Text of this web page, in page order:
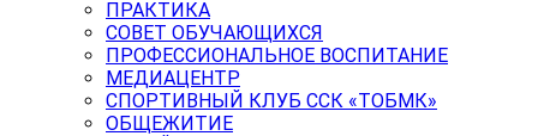
ПРАКТИКА
СОВЕТ ОБУЧАЮЩИХСЯ
ПРОФЕССИОНАЛЬНОЕ ВОСПИТАНИЕ
МЕДИАЦЕНТР
СПОРТИВНЫЙ КЛУБ ССК «ТОБМК»
ОБЩЕЖИТИЕ